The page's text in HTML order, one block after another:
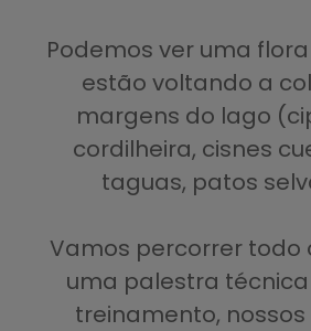
Podemos ver uma
estão voltando a
margens do lago
cordilheira, cisnes
taguas, patos
Vamos percorrer todo
uma palestra
treinamento, nossos